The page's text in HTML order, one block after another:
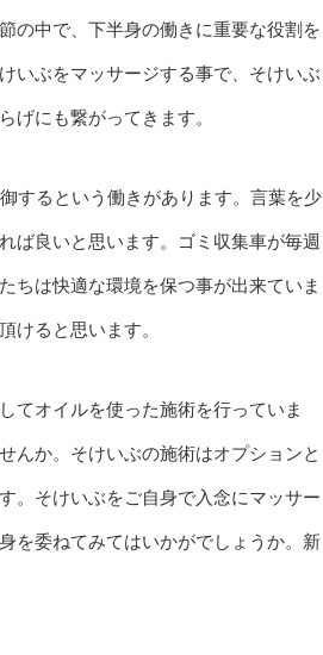
の中で、下半身の働きに重要な役割を
いぶをマッサージする事で、そけいぶ
げにも繋がってきます。
するという働きがあります。言葉を少
ば良いと思います。ゴミ収集車が毎週
ちは快適な環境を保つ事が出来ていま
けると思います。
てオイルを使った施術を行っていま
んか。そけいぶの施術はオプションと
。そけいぶをご自身で入念にマッサー
を委ねてみてはいかがでしょうか。新